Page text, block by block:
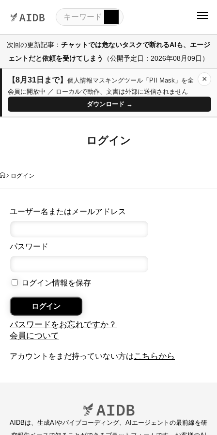
次回の更新記事： チャットでは危ないタスクで断れるAIも、エージ
ェントだと依頼を受けてしまう
（公開予定日：2026年08月09日）
【8月31日まで】 個人情報マスキングツール「PII Mask」を全
会員に開放中 ／ ローカルで動作、文書は外部に送信されません
ダウンロード →
×
ログイン
ログイン
ユーザー名またはメールアドレス
パスワード
ログイン情報を保存
パスワードをお忘れですか？
会員について
アカウントをまだ持っていない方は こちらから
AIDBは、生成AIやバイブコーディング、AIエージェントの最前線を研